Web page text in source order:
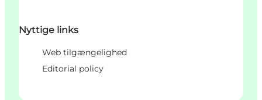
Nyttige links
Web tilgængelighed
Editorial policy